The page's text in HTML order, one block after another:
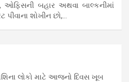
બહાર અથવા બાલ્કનીમાં
પીવાના શોખીન છો,…
લોકો માટે આજનો દિવસ ખૂબ